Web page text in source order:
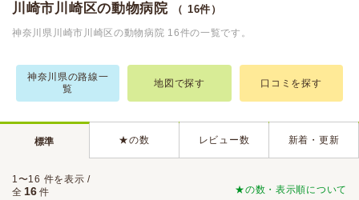
川崎市川崎区の動物病院 （ 16件）
神奈川県川崎市川崎区の動物病院 16件の一覧です。
神奈川県の路線一
覧
地図で探す 口コミを探す
標準 ★の数 レビュー数 新着・更新
★の数・表示順について
1〜16 件を表示 /
全 16 件